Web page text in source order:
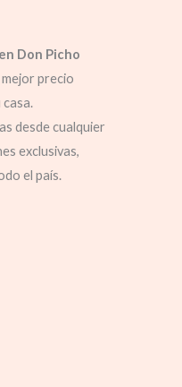
Don Picho
precio
desde cualquier
exclusivas,
el país.